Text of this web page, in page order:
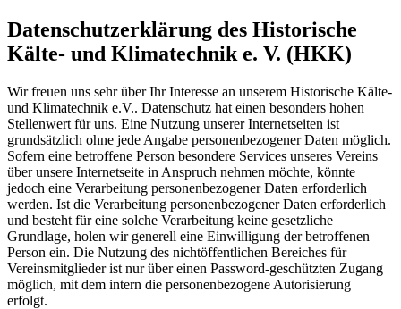
Datenschutzerklärung des Historische
Kälte- und Klimatechnik e. V. (HKK)
Wir freuen uns sehr über Ihr Interesse an unserem Historische Kälte-
und Klimatechnik e.V.. Datenschutz hat einen besonders hohen
Stellenwert für uns. Eine Nutzung unserer Internetseiten ist
grundsätzlich ohne jede Angabe personenbezogener Daten möglich.
Sofern eine betroffene Person besondere Services unseres Vereins
über unsere Internetseite in Anspruch nehmen möchte, könnte
jedoch eine Verarbeitung personenbezogener Daten erforderlich
werden. Ist die Verarbeitung personenbezogener Daten erforderlich
und besteht für eine solche Verarbeitung keine gesetzliche
Grundlage, holen wir generell eine Einwilligung der betroffenen
Person ein. Die Nutzung des nichtöffentlichen Bereiches für
Vereinsmitglieder ist nur über einen Password-geschützten Zugang
möglich, mit dem intern die personenbezogene Autorisierung
erfolgt.